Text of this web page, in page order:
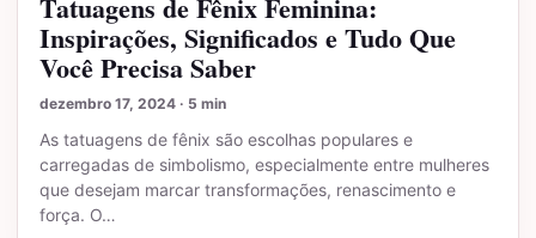
Inspirações, Significados e Tudo Que
Você Precisa Saber
dezembro 17, 2024 · 5 min
As tatuagens de fênix são escolhas populares e
carregadas de simbolismo, especialmente entre mulheres
que desejam marcar transformações, renascimento e
força. O…